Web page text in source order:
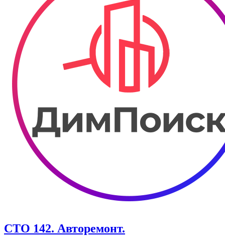
СТО 142. Авторемонт.